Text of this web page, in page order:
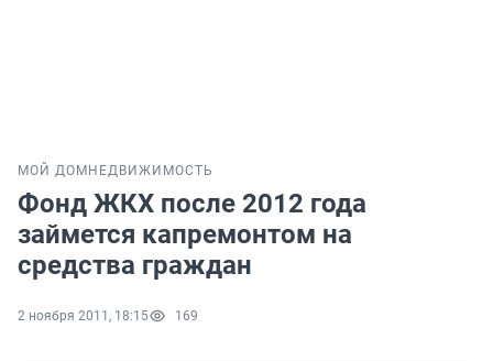
МОЙ ДОМ НЕДВИЖИМОСТЬ
Фонд ЖКХ после 2012 года
займется капремонтом на
средства граждан
2 ноября 2011, 18:15 169